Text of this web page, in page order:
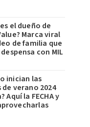
el dueño de
Marca viral
de familia que
con MIL
inician las
de verano 2024
Aquí la FECHA y